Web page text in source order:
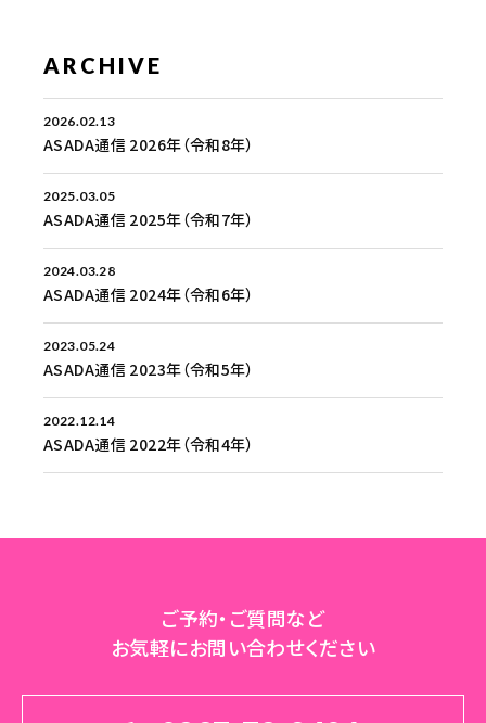
ARCHIVE
2026.02.13
ASADA通信 2026年（令和8年）
2025.03.05
ASADA通信 2025年（令和7年）
2024.03.28
ASADA通信 2024年（令和6年）
2023.05.24
ASADA通信 2023年（令和5年）
2022.12.14
ASADA通信 2022年（令和4年）
ご予約・ご質問など
お気軽にお問い合わせください